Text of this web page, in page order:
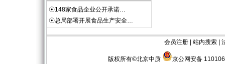
☉148家食品企业公开承诺…
☉总局部署开展食品生产安全…
会员注册| 站内搜索|
版权所有©北京中质
京公网安备